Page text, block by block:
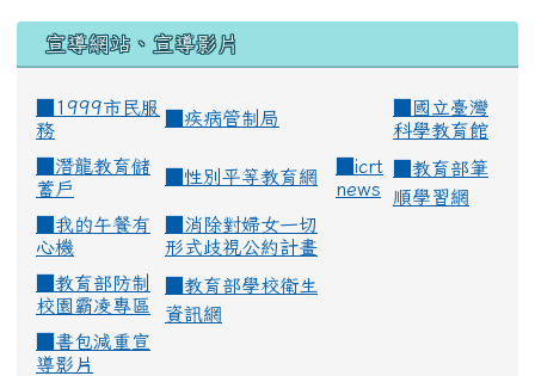
宣導網站、宣導影片
■1999市民服
務
疾病管制局
國立臺灣
科學教育館
潛龍教育儲
蓄戶
性別平等教育網
icrt
news
教育部筆
順學習網
我的午餐有
心機
消除對婦女一切
形式歧視公約計畫
教育部防制
校園霸凌專區
教育部學校衛生
資訊網
書包減重宣
導影片